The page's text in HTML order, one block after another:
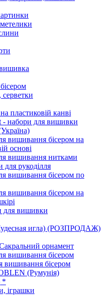
пластиковій канві
- набори для вишивки
вишивання бісером на
основі
вишивання нитками
для рукоділля
вишивання бісером по
вишивання бісером на
для вишивки
игла) (РОЗПРОДАЖ)
орнамент
вишивання бісером
вишивання бісером
(Румунія)
*
іграшки